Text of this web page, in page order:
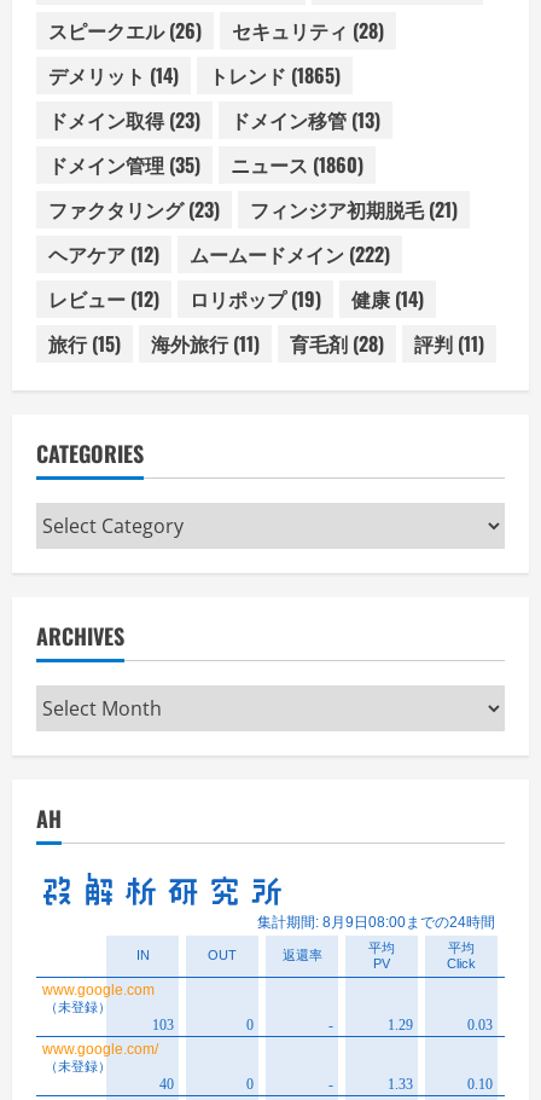
スピークエル(26) セキュリティ (28)
デメリット (14) トレンド (1865)
ドメイン取得(23) ドメイン移管 (13)
ドメイン管理 (35) ニュース (1860)
ファクタリング(23) フィンジア初期脱毛(21)
ヘアケア (12) ムームードメイン (222)
レビュー (12) ロリポップ(19) 健康 (14)
旅行(15) 海外旅行(11) 育毛剤 (28) 評判 (11)
CATEGORIES
Categories
ARCHIVES
Archives
AH